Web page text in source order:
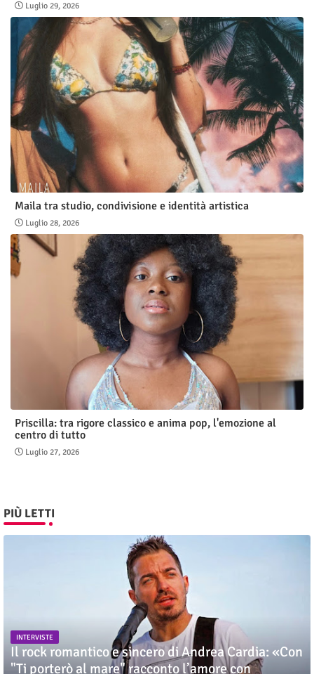
Luglio 29, 2026
Maila tra studio, condivisione e identità artistica
Luglio 28, 2026
Priscilla: tra rigore classico e anima pop, l'emozione al
centro di tutto
Luglio 27, 2026
PIÙ LETTI
INTERVISTE
Il rock romantico e sincero di Andrea Cardia: «Con
"Ti porterò al mare" racconto l’amore con